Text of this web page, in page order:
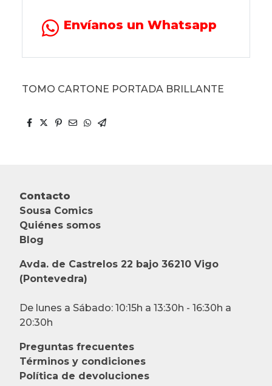
Envíanos un Whatsapp
TOMO CARTONE PORTADA BRILLANTE
Contacto
Sousa Comics
Quiénes somos
Blog
Avda. de Castrelos 22 bajo 36210 Vigo
(Pontevedra)
De lunes a Sábado: 10:15h a 13:30h - 16:30h a
20:30h
Preguntas frecuentes
Términos y condiciones
Política de devoluciones